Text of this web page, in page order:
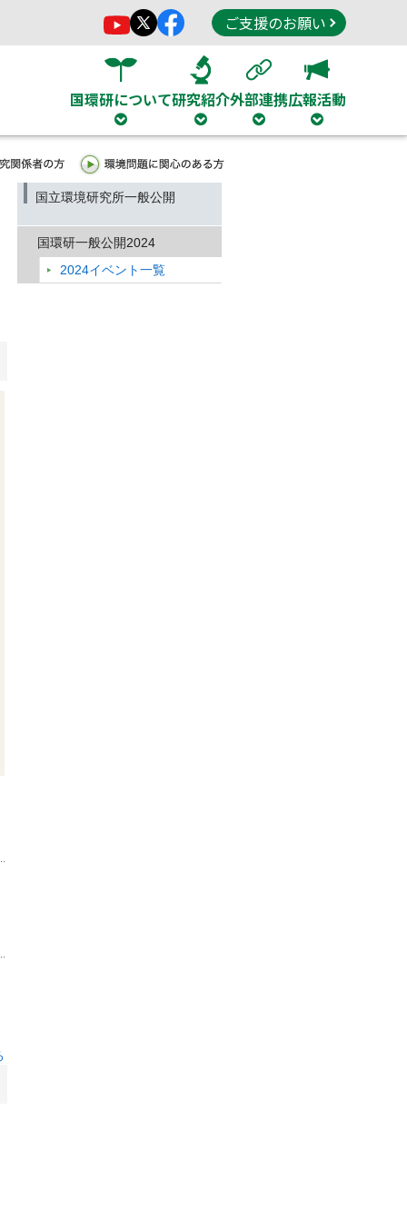
ご支援のお願い
国環研について研究紹介外部連携広報活動
国立環境研究所一般公開
国環研一般公開2024
2024イベント一覧